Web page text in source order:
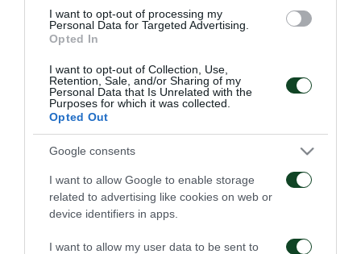
I want to opt-out of processing my
Personal Data for Targeted Advertising.
Opted In
I want to opt-out of Collection, Use,
Retention, Sale, and/or Sharing of my
Personal Data that Is Unrelated with the
Purposes for which it was collected.
Opted Out
Google consents
I want to allow Google to enable storage
related to advertising like cookies on web or
device identifiers in apps.
I want to allow my user data to be sent to
Τακτική και κυκλοφορία
της μπάλας
Πρώτη προπόνηση για
τον Γκαρσία